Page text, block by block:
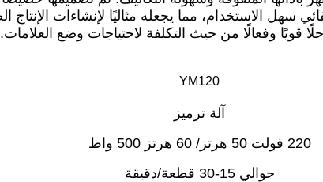
قويًا وفعالًا من حيث التكلفة لاحتياجات وضع العلامات.
YM120
آلة ترميز
220 فولت 50 هرتز/ 60 هرتز 500 واط
حوالي 15-30 قطعة/دقيقة